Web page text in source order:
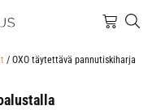
/ OXO täytettävä pannutiskiharja